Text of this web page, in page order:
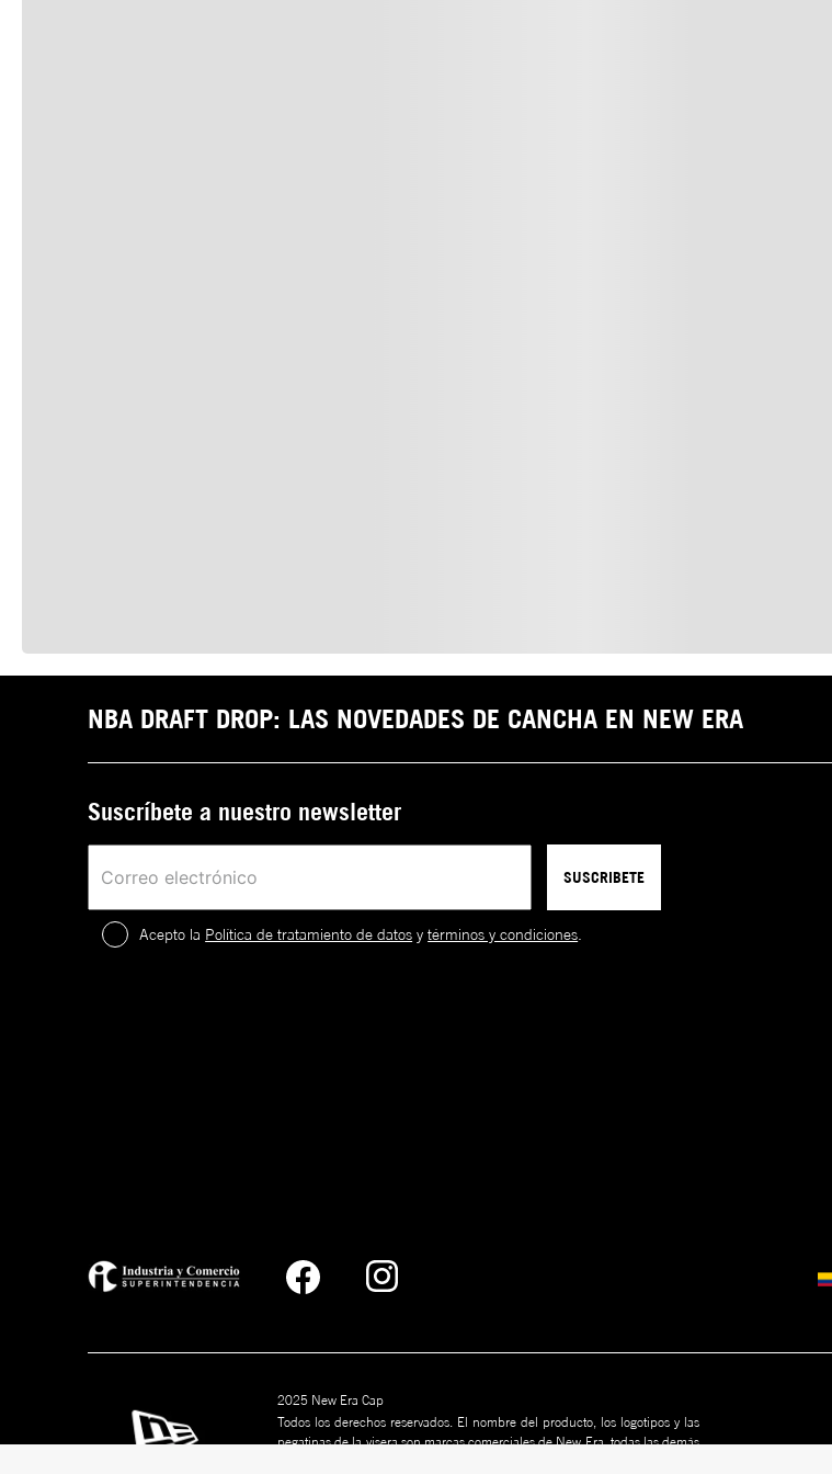
NBA DRAFT DROP: LAS NOVEDADES DE CANCHA EN NEW ERA
Suscríbete a nuestro newsletter
SUSCRIBETE
Acepto la Política de tratamiento de datos ytérminos y condiciones
2025 New Era Cap
Todos los derechos reservados. El nombre del producto, los logotipos y las
pegatinas de la visera son marcas comerciales de New Era, todas las demás